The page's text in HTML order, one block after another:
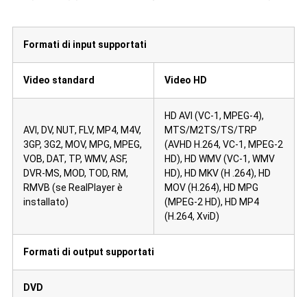
Formati di input supportati
Video standard Video HD
AVI, DV, NUT, FLV, MP4, M4V,
3GP, 3G2, MOV, MPG, MPEG,
VOB, DAT, TP, WMV, ASF,
DVR-MS, MOD, TOD, RM,
RMVB (se RealPlayer è
installato)
HD AVI (VC-1, MPEG-4),
MTS/M2TS/TS/TRP
(AVHD H.264, VC-1, MPEG-2
HD), HD WMV (VC-1, WMV
HD), HD MKV (H .264), HD
MOV (H.264), HD MPG
(MPEG-2 HD), HD MP4
(H.264, XviD)
Formati di output supportati
DVD